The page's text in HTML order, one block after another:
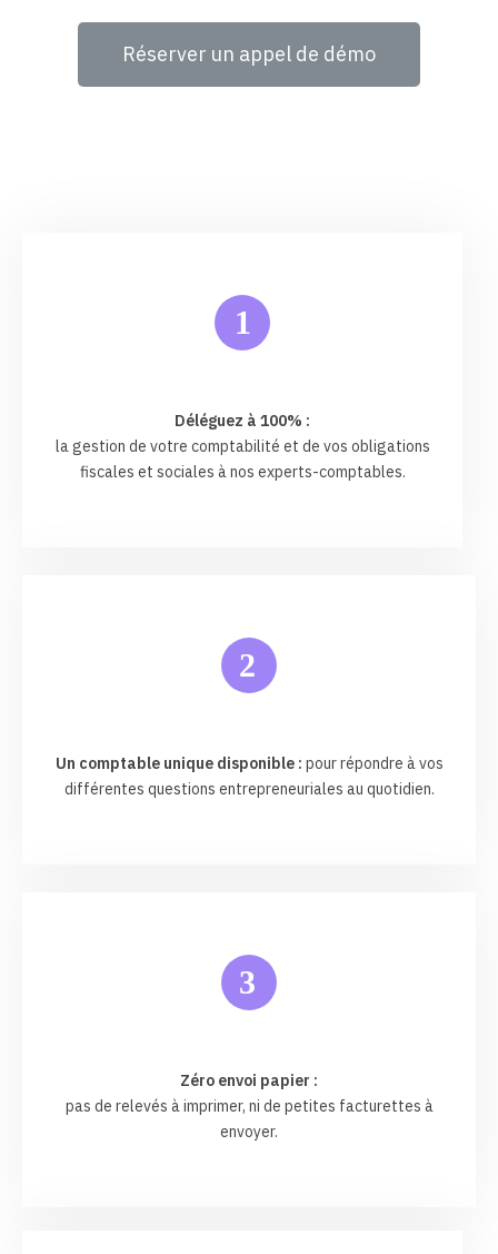
Réserver un appel de démo
1
Déléguez à 100% :
la gestion de votre comptabilité et de vos obligations
fiscales et sociales à nos experts-comptables.
2
Un comptable unique disponible : pour répondre à vos
différentes questions entrepreneuriales au quotidien.
3
Zéro envoi papier :
pas de relevés à imprimer, ni de petites facturettes à
envoyer.